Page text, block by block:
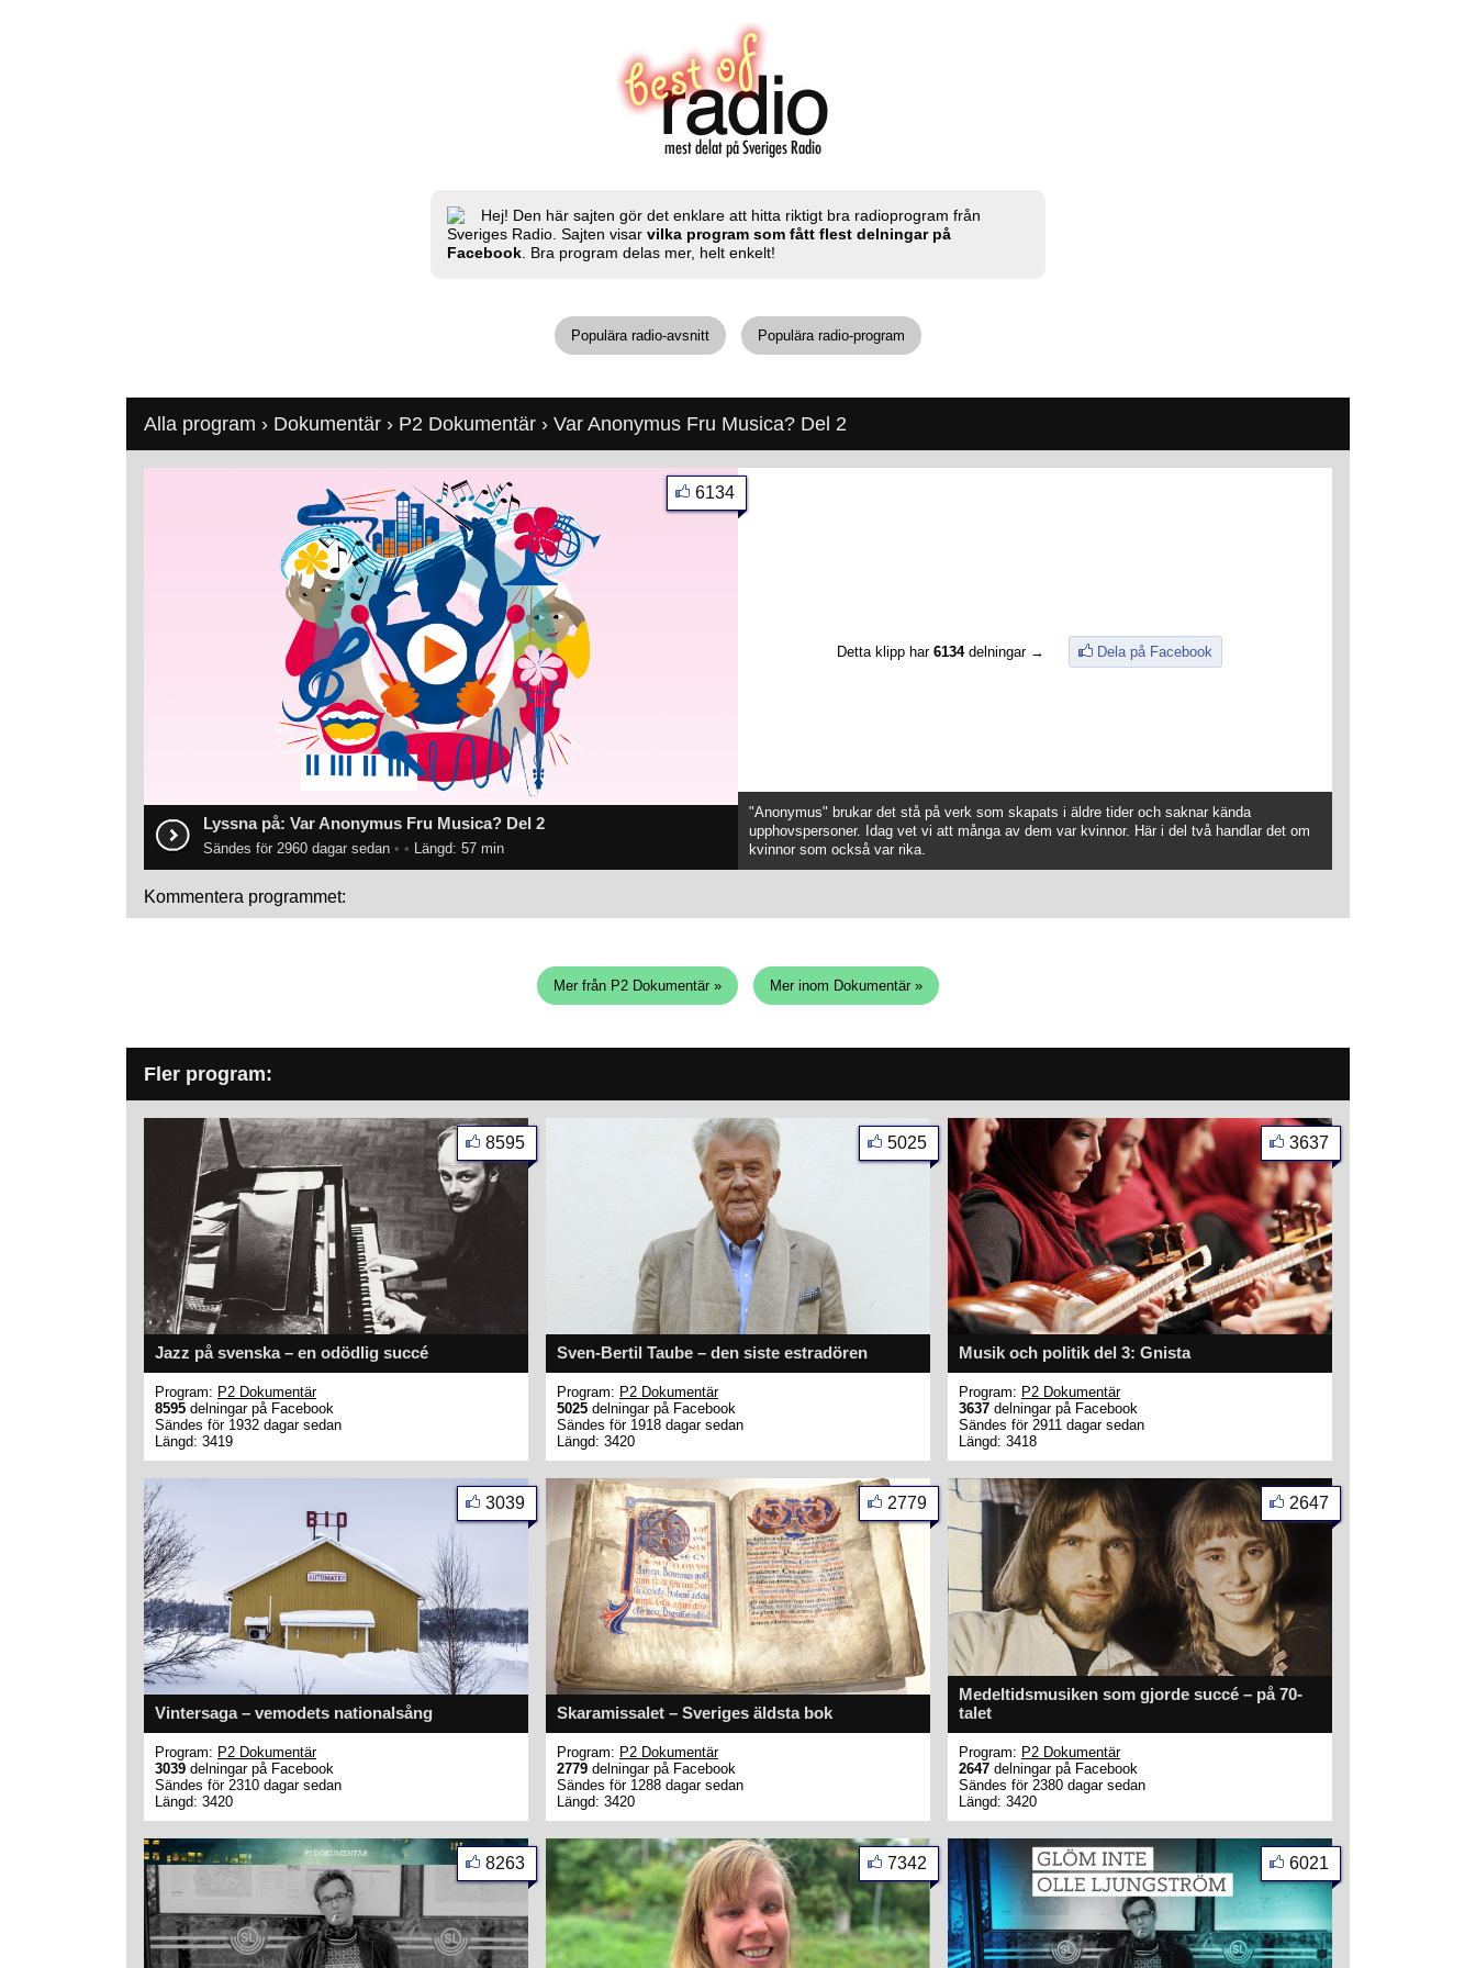
Hej! Den här sajten gör det enklare att hitta riktigt bra radioprogram från
Sveriges Radio. Sajten visar vilka program som fått flest delningar på
Facebook . Bra program delas mer, helt enkelt!
Populära radio-avsnitt Populära radio-program
Alla program › Dokumentär › P2 Dokumentär › Var Anonymus Fru Musica? Del 2
Lyssna på: Var Anonymus Fru Musica? Del 2
Sändes för 2960 dagar sedan • • Längd: 57 min
6134
Detta klipp har 6134delningar → Dela på Facebook
"Anonymus" brukar det stå på verk som skapats i äldre tider och saknar kända
upphovspersoner. Idag vet vi att många av dem var kvinnor. Här i del två handlar det om
kvinnor som också var rika.
Kommentera programmet:
Mer från P2 Dokumentär » Mer inom Dokumentär »
Fler program:
Jazz på svenska – en odödlig succé
8595
Program: P2 Dokumentär
8595 delningar på Facebook
Sändes för 1932 dagar sedan
Längd: 3419
Sven-Bertil Taube – den siste estradören
5025
Program: P2 Dokumentär
5025 delningar på Facebook
Sändes för 1918 dagar sedan
Längd: 3420
Musik och politik del 3: Gnista
3637
Program: P2 Dokumentär
3637 delningar på Facebook
Sändes för 2911 dagar sedan
Längd: 3418
Vintersaga – vemodets nationalsång
3039
Program: P2 Dokumentär
3039 delningar på Facebook
Sändes för 2310 dagar sedan
Längd: 3420
Skaramissalet – Sveriges äldsta bok
2779
Program: P2 Dokumentär
2779 delningar på Facebook
Sändes för 1288 dagar sedan
Längd: 3420
Medeltidsmusiken som gjorde succé – på 70-
talet
2647
Program: P2 Dokumentär
2647 delningar på Facebook
Sändes för 2380 dagar sedan
Längd: 3420
8263 7342 6021